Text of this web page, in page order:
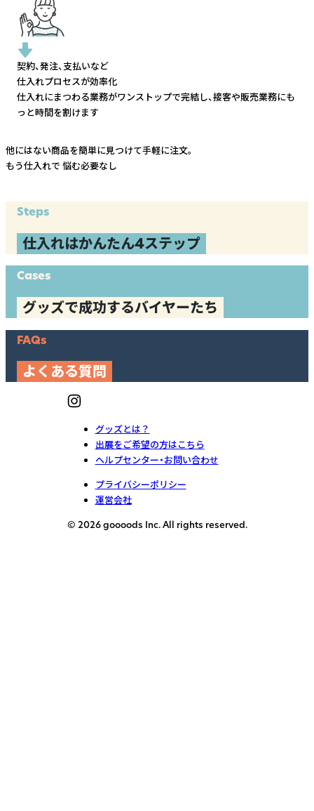
契約、発注、支払いなど
仕入れプロセスが効率化
仕入れにまつわる業務がワンストップで完結し、接客や販売業務にも
っと時間を割けます
他にはない商品を簡単に見つけて手軽に注文。
もう仕入れで 悩む必要なし
Steps
仕入れはかんたん4ステップ
Cases
グッズで成功するバイヤーたち
FAQs
よくある質問
グッズとは？
出展をご希望の方はこちら
ヘルプセンター・お問い合わせ
プライバシーポリシー
運営会社
© 2026 goooods Inc. All rights reserved.